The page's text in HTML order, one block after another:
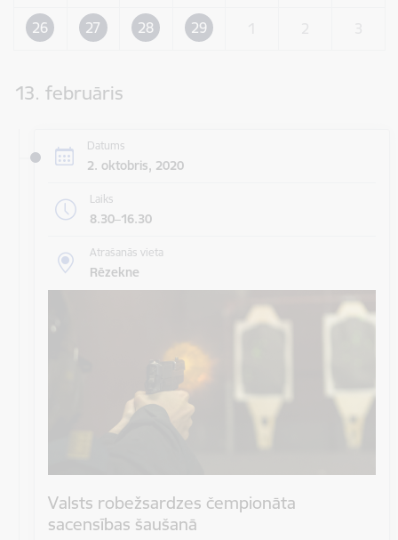
26 27 28 29
13. februāris
Datums
2. oktobris, 2020
Laiks
8.30–16.30
Atrašanās vieta
Rēzekne
Valsts robežsardzes čempionāta
sacensības šaušanā